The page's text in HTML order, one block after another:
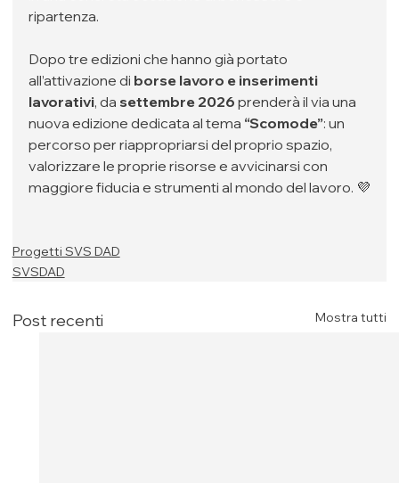
ripartenza.
Dopo tre edizioni che hanno già portato
all’attivazione di borse lavoro e inserimenti
lavorativi, da settembre 2026 prenderà il via una
nuova edizione dedicata al tema “Scomode”: un
percorso per riappropriarsi del proprio spazio,
valorizzare le proprie risorse e avvicinarsi con
maggiore fiducia e strumenti al mondo del lavoro. 💜
Progetti SVS DAD
SVSDAD
Post recenti Mostra tutti